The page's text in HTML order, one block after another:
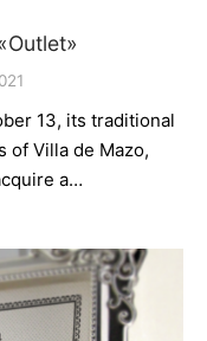
13, its traditional
of Villa de Mazo,
a…